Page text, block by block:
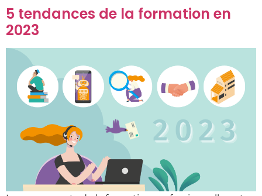
5 tendances de la formation en
2023